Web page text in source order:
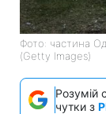
Фото: частина
(Getty Images)
Розумій
чутки з